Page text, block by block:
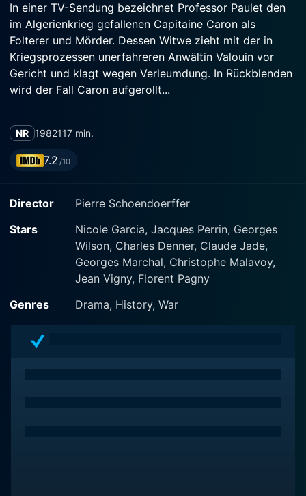
In einer TV-Sendung bezeichnet Professor Paulet den
im Algerienkrieg gefallenen Capitaine Caron als
Folterer und Mörder. Dessen Witwe zieht mit der in
Kriegsprozessen unerfahreren Anwältin Valouin vor
Gericht und klagt wegen Verleumdung. In Rückblenden
wird der Fall Caron aufgerollt...
NR 1982117 min.
7.2 /10
Director
Pierre Schoendoerffer
Stars
Nicole Garcia, Jacques Perrin, Georges
Wilson, Charles Denner, Claude Jade,
Georges Marchal, Christophe Malavoy,
Jean Vigny, Florent Pagny
Genres
Drama, History, War